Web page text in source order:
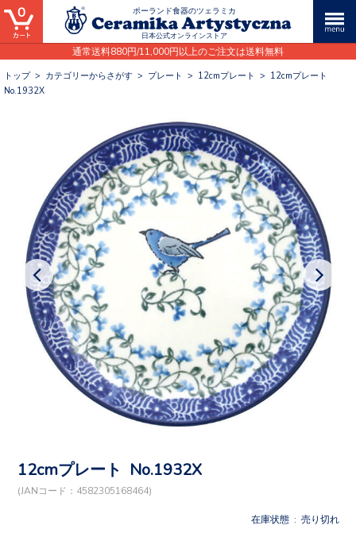
ポーランド食器のツェラミカ
日本公式オンラインストア
通常送料880円/11,000円以上のご注文は送料無料
0
トップ> カテゴリーからさがす > プレート > 12cmプレート > 12cmプレート
No.1932X
12cmプレート No.1932X
(JANコード：4582305168464)
在庫状態 : 売り切れ